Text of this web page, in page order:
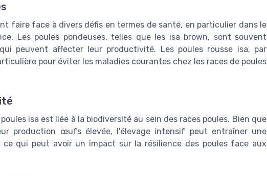
faire face à divers défis en termes de santé, en particulier dans le
Les poules pondeuses, telles que les isa brown, sont souvent
peuvent affecter leur productivité. Les poules rousse isa, par
pour éviter les maladies courantes chez les races de poules
isa est liée à la biodiversité au sein des races poules. Bien que
production œufs élevée, l'élevage intensif peut entraîner une
qui peut avoir un impact sur la résilience des poules face aux